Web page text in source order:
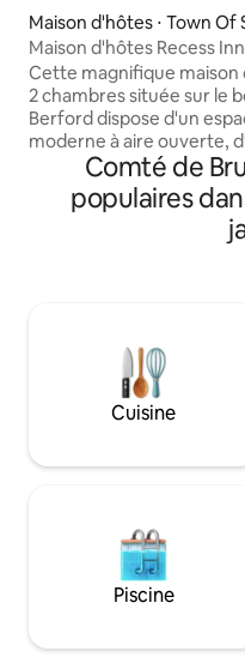
Maison d'hôtes ⋅ Town Of
uth Bruce Peninsula
Maison d'hôtes Recess
sauna et jacuzzi
Cette magnifique maison
2 chambres située sur le
Berford dispose d'un
moderne à aire ouverte,
bain complète, d'une
d'une vue inoubliable sur
pourrez profiter toute
ceux qui aiment ou
4 personnes
est pour une occupation
Chaque personne
facturée 75,00 $ par nuit. Politique
Animaux de compagnie
Comté de
populaires
Cuisine
Piscine